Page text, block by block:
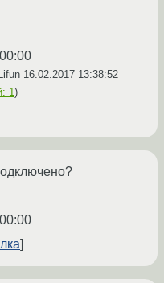
16.02.2017 13:38:52
1)